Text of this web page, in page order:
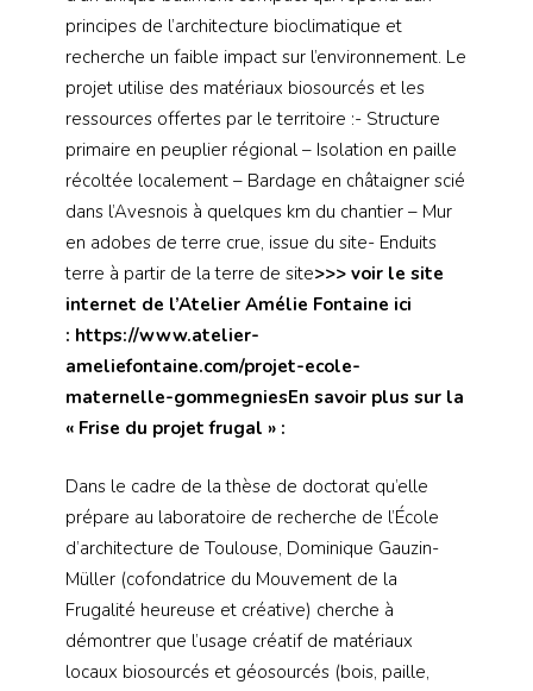
principes de l’architecture bioclimatique et
recherche un faible impact sur l’environnement. Le
projet utilise des matériaux biosourcés et les
ressources offertes par le territoire :- Structure
primaire en peuplier régional – Isolation en paille
récoltée localement – Bardage en châtaigner scié
dans l’Avesnois à quelques km du chantier – Mur
en adobes de terre crue, issue du site- Enduits
terre à partir de la terre de site>>> voir le site
internet de l’Atelier Amélie Fontaine ici
: https://www.atelier-
ameliefontaine.com/projet-ecole-
maternelle-gommegniesEn savoir plus sur la
« Frise du projet frugal » :
Dans le cadre de la thèse de doctorat qu’elle
prépare au laboratoire de recherche de l’École
d’architecture de Toulouse, Dominique Gauzin-
Müller (cofondatrice du Mouvement de la
Frugalité heureuse et créative) cherche à
démontrer que l’usage créatif de matériaux
locaux biosourcés et géosourcés (bois, paille,